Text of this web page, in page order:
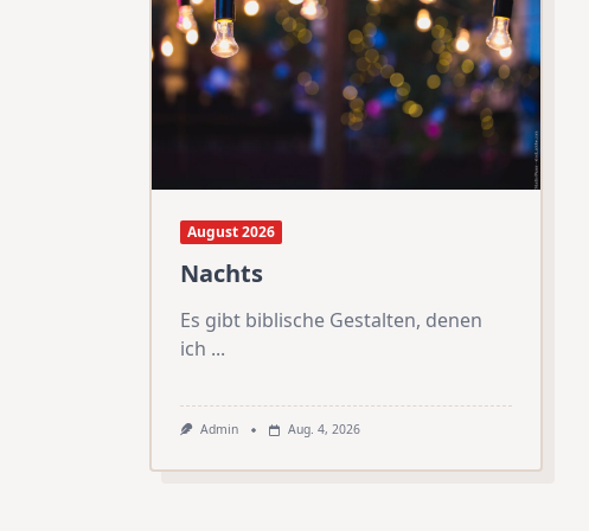
August 2026
Nachts
Es gibt biblische Gestalten, denen
ich ...
Admin Aug. 4, 2026